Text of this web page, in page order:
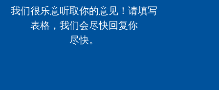
我们很乐意听取你的意见！请填写
表格，我们会尽快回复你
尽快。